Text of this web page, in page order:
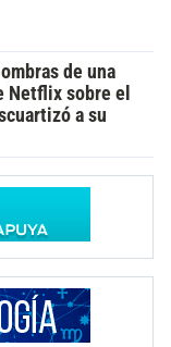
de una
Netflix sobre el
a su